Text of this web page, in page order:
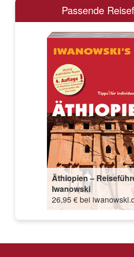
Passende
Äthiopien –
Iwanowski
26,95 € bei